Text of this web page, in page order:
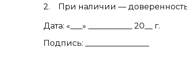
При наличии —
Дата: «___» ___________ 20__ г.
Подпись: ________________